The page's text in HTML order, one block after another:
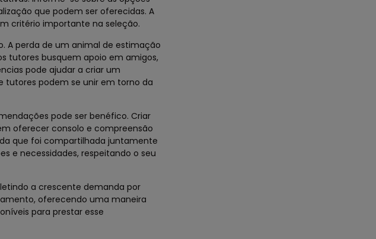
que podem ser oferecidas. A
critério importante na seleção.
A perda de um animal de estimação
tutores busquem apoio em amigos,
pode ajudar a criar um
tutores podem se unir em torno da
pode ser benéfico. Criar
oferecer consolo e compreensão
que foi compartilhada juntamente
e necessidades, respeitando o seu
a crescente demanda por
oferecendo uma maneira
para prestar esse